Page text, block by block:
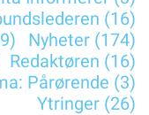
(16)
Nyheter (174)
Redaktøren (16)
Pårørende (3)
Ytringer (26)